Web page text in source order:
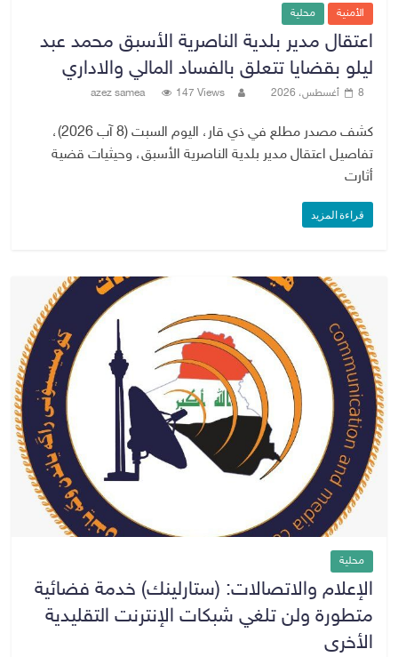
الأمنية محلية
اعتقال مدير بلدية الناصرية الأسبق محمد عبد
ليلو بقضايا تتعلق بالفساد المالي والاداري
8 أغسطس، 2026 azez samea 147 Views
كشف مصدر مطلع في ذي قار، اليوم السبت (8 آب 2026)،
تفاصيل اعتقال مدير بلدية الناصرية الأسبق، وحيثيات قضية
أثارت
قراءة المزيد
محلية
الإعلام والاتصالات: (ستارلينك) خدمة فضائية
متطورة ولن تلغي شبكات الإنترنت التقليدية
الأخرى